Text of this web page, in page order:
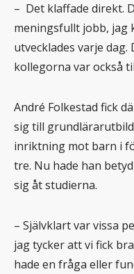
– Det klaffade direkt.
meningsfullt jobb, jag
utvecklades varje
kollegorna var också
André Folkestad fick
sig till
inriktning mot barn i
tre. Nu hade han
sig åt studierna.
– Självklart var vissa
jag tycker att vi fick
hade en fråga eller